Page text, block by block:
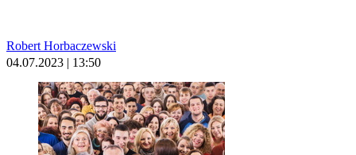
Robert Horbaczewski
04.07.2023 | 13:50